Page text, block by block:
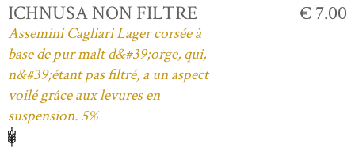
ICHNUSA NON FILTRE
Assemini Cagliari Lager corsée à
base de pur malt d&#39;orge, qui,
n&#39;étant pas filtré, a un aspect
voilé grâce aux levures en
suspension. 5%
€ 7.00